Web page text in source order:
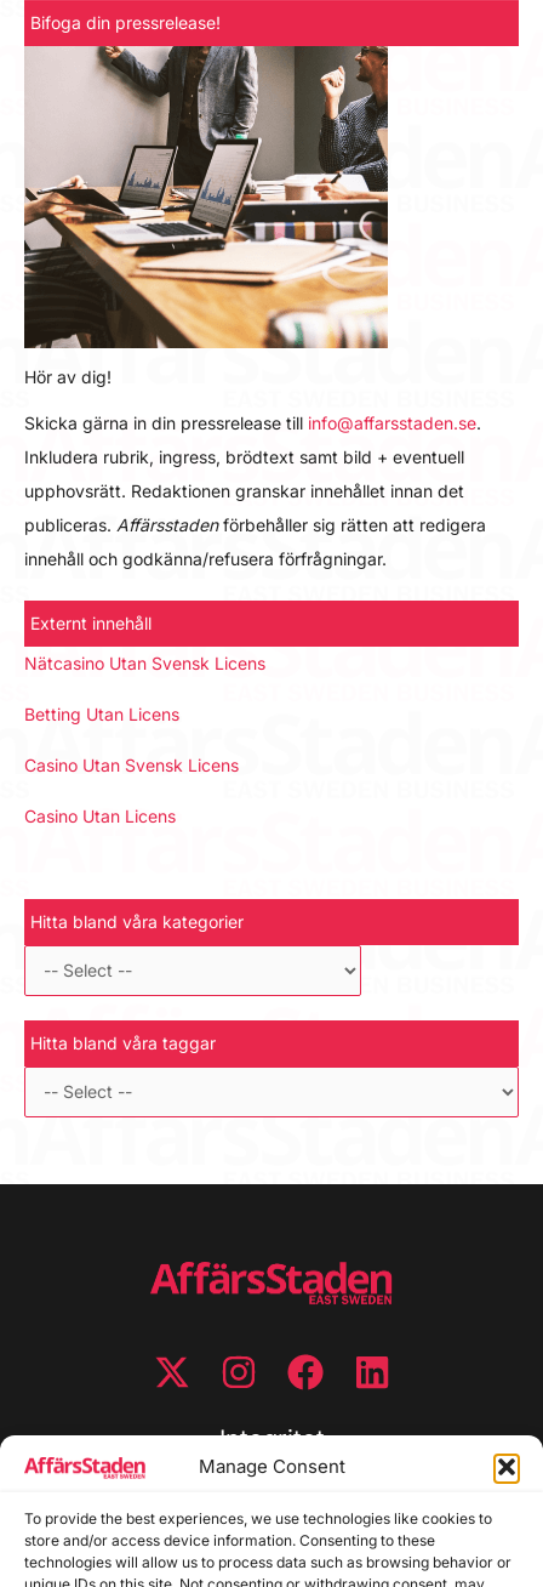
Manage Consent
To provide the best experiences, we use technologies like cookies to
store and/or access device information. Consenting to these
technologies will allow us to process data such as browsing behavior or
Bifoga din pressrelease!
Hör av dig!
Skicka gärna in din pressrelease till info@affarsstaden.se.
Inkludera rubrik, ingress, brödtext samt bild + eventuell
upphovsrätt. Redaktionen granskar innehållet innan det
publiceras. Affärsstadenförbehåller sig rätten att redigera
innehåll och godkänna/refusera förfrågningar.
Externt innehåll
Nätcasino Utan Svensk Licens
Betting Utan Licens
Casino Utan Svensk Licens
Casino Utan Licens
Hitta bland våra kategorier
Hitta bland våra taggar
Integritet
Cookiepolicy
Disclaimer
Redaktionell policy